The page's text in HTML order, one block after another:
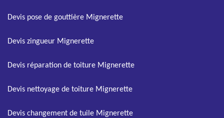
Devis pose de gouttière Mignerette
Devis zingueur Mignerette
Devis réparation de toiture Mignerette
Devis nettoyage de toiture Mignerette
Devis changement de tuile Mignerette